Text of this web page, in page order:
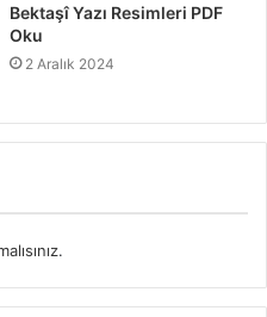
Bektaşî Yazı Resimleri PDF
Oku
2 Aralık 2024
.